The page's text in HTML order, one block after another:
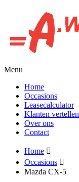
Menu
Home
Occasions
Leasecalculator
Klanten vertellen
Over ons
Contact
Home
Occasions
Mazda CX-5